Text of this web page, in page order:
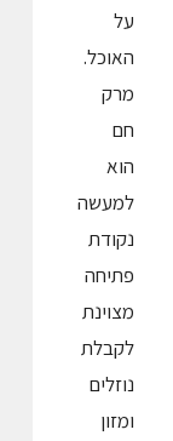
על
האוכל.
מרק
חם
הוא
למעשה
נקודת
פתיחה
מצוינת
לקבלת
נוזלים
ומזון